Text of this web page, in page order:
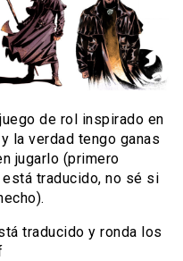
de rol inspirado en
la verdad tengo ganas
jugarlo (primero
traducido, no sé si
traducido y ronda los